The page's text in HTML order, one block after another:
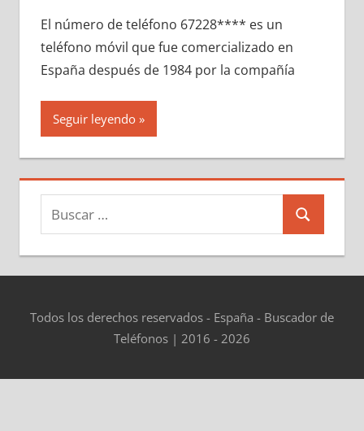
El número dе teléfono 67228**** es un
teléfono móvil quе fue comercializado en
España después dе 1984 pοr la compañía
Seguir leyendo
Buscar:
Buscar
Todos los derechos reservados - España - Buscador de
Teléfonos | 2016 - 2026